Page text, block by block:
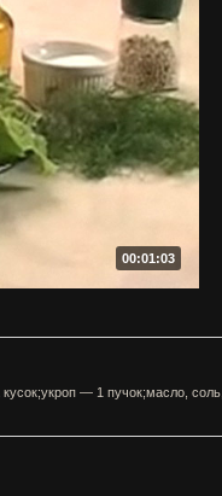
00:01:03
— 1 пучок;масло, соль,